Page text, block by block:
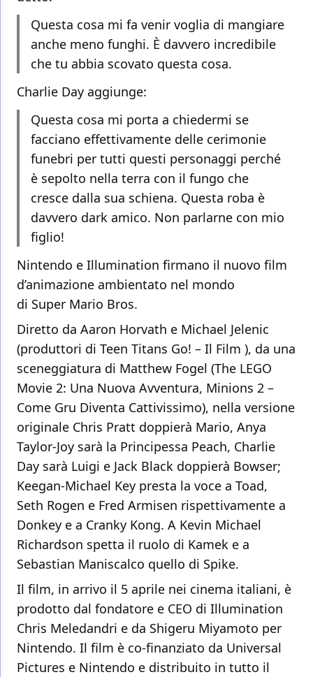
Questa cosa mi fa venir voglia di mangiare
anche meno funghi. È davvero incredibile
che tu abbia scovato questa cosa.
Charlie Day aggiunge:
Questa cosa mi porta a chiedermi se
facciano effettivamente delle cerimonie
funebri per tutti questi personaggi perché
è sepolto nella terra con il fungo che
cresce dalla sua schiena. Questa roba è
davvero dark amico. Non parlarne con mio
figlio!
Nintendo e Illumination firmano il nuovo film
d’animazione ambientato nel mondo
di Super Mario Bros.
Diretto da Aaron Horvath e Michael Jelenic
(produttori di Teen Titans Go! – Il Film ), da una
sceneggiatura di Matthew Fogel (The LEGO
Movie 2: Una Nuova Avventura, Minions 2 –
Come Gru Diventa Cattivissimo), nella versione
originale Chris Pratt doppierà Mario, Anya
Taylor-Joy sarà la Principessa Peach, Charlie
Day sarà Luigi e Jack Black doppierà Bowser;
Keegan-Michael Key presta la voce a Toad,
Seth Rogen e Fred Armisen rispettivamente a
Donkey e a Cranky Kong. A Kevin Michael
Richardson spetta il ruolo di Kamek e a
Sebastian Maniscalco quello di Spike.
Il film, in arrivo il 5 aprile nei cinema italiani, è
prodotto dal fondatore e CEO di Illumination
Chris Meledandri e da Shigeru Miyamoto per
Nintendo. Il film è co-finanziato da Universal
Pictures e Nintendo e distribuito in tutto il